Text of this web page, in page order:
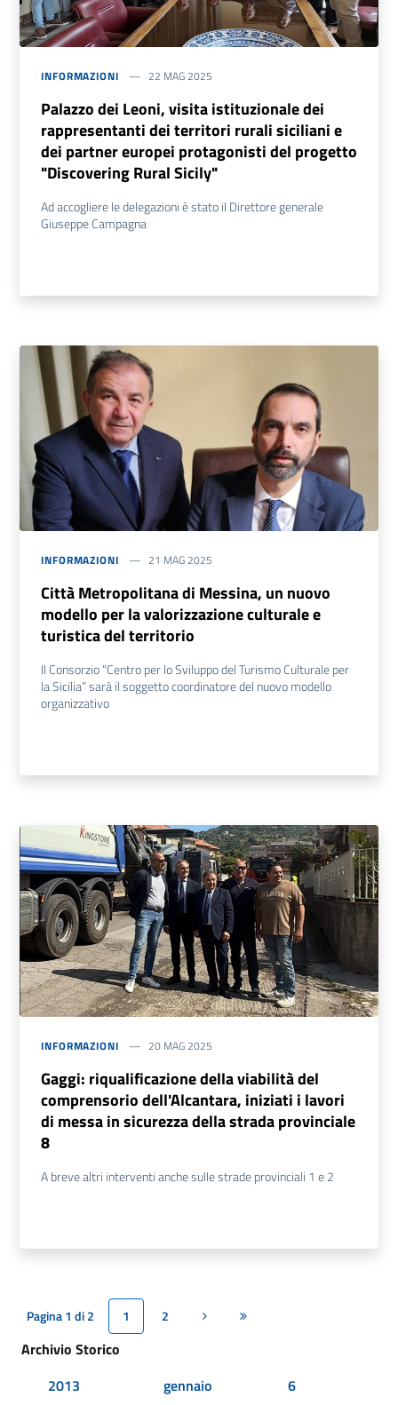
INFORMAZIONI 22 MAG 2025
Palazzo dei Leoni, visita istituzionale dei
rappresentanti dei territori rurali siciliani e
dei partner europei protagonisti del progetto
"Discovering Rural Sicily"
Ad accogliere le delegazioni è stato il Direttore generale
Giuseppe Campagna
INFORMAZIONI 21 MAG 2025
Città Metropolitana di Messina, un nuovo
modello per la valorizzazione culturale e
turistica del territorio
Il Consorzio “Centro per lo Sviluppo del Turismo Culturale per
la Sicilia” sarà il soggetto coordinatore del nuovo modello
organizzativo
INFORMAZIONI 20 MAG 2025
Gaggi: riqualificazione della viabilità del
comprensorio dell'Alcantara, iniziati i lavori
di messa in sicurezza della strada provinciale
8
A breve altri interventi anche sulle strade provinciali 1 e 2
Pagina 1 di 2 1 2 Pagina successiva
Ultima pagina
Archivio Storico
2013
gennaio
6